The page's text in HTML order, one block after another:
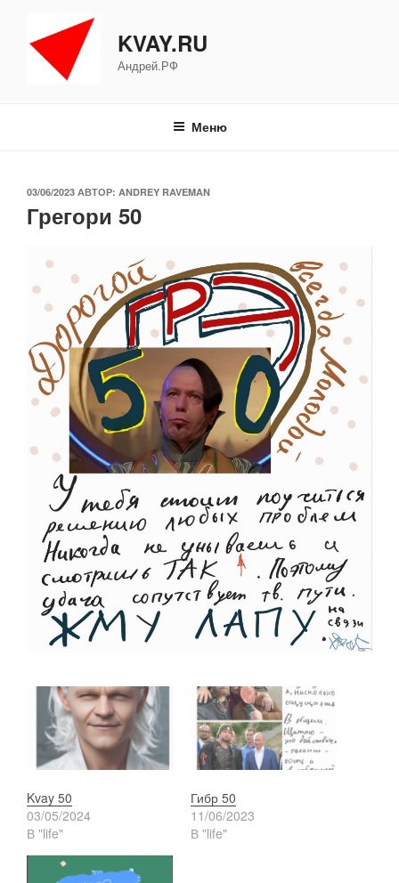
содержимому
KVAY.RU
Андрей.РФ
Меню
ОПУБЛИКОВАНО
03/06/2023 АВТОР: ANDREY RAVEMAN
Грегори 50
Kvay 50
03/05/2024
В "life"
Гибр 50
11/06/2023
В "life"